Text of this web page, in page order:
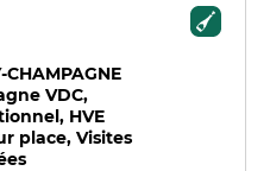
CHAMPAGNE
VDC,
HVE
place, Visites